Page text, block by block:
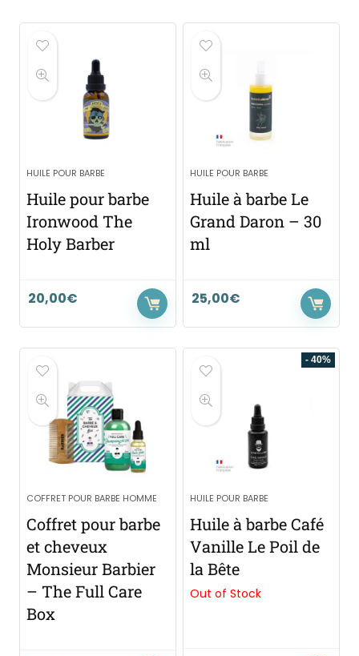
HUILE POUR BARBE
Huile pour barbe
Ironwood The
Holy Barber
20,00€
HUILE POUR BARBE
Huile à barbe Le
Grand Daron – 30
ml
25,00€
COFFRET POUR BARBE HOMME
Coffret pour barbe
et cheveux
Monsieur Barbier
– The Full Care
Box
- 40%
HUILE POUR BARBE
Huile à barbe Café
Vanille Le Poil de
la Bête
Out of Stock